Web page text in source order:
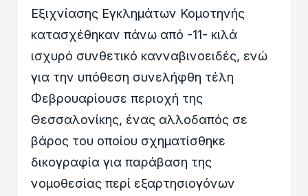
Εξιχνίασης Εγκλημάτων Κομοτηνής
κατασχέθηκαν πάνω από -11- κιλά
ισχυρό συνθετικό κανναβινοειδές, ενώ
για την υπόθεση συνελήφθη τέλη
Φεβρουαρίουσε περιοχή της
Θεσσαλονίκης, ένας αλλοδαπός σε
βάρος του οποίου σχηματίσθηκε
δικογραφία για παράβαση της
νομοθεσίας περί εξαρτησιογόνων